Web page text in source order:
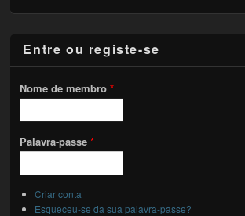
Entre ou registe-se
Nome de membro*
Palavra-passe*
Criar conta
Esqueceu-se da sua palavra-passe?